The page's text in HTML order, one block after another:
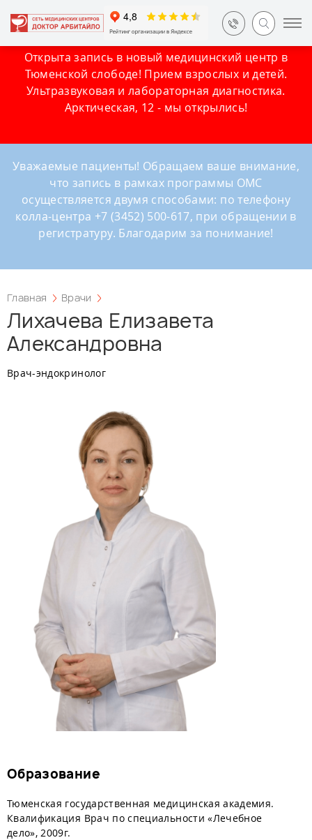
Открыта запись в новый медицинский центр в
Тюменской слободе! Прием взрослых и детей.
Ультразвуковая и лабораторная диагностика.
Арктическая, 12 - мы открылись!
Уважаемые пациенты! Обращаем ваше внимание,
что запись в рамках программы ОМС
осуществляется двумя способами: по телефону
колла-центра +7 (3452) 500-617, при обращении в
регистратуру. Благодарим за понимание!
Главная Врачи
Лихачева Елизавета
Александровна
Врач-эндокринолог
Образование
Тюменская государственная медицинская академия.
Квалификация Врач по специальности «Лечебное
дело», 2009г.